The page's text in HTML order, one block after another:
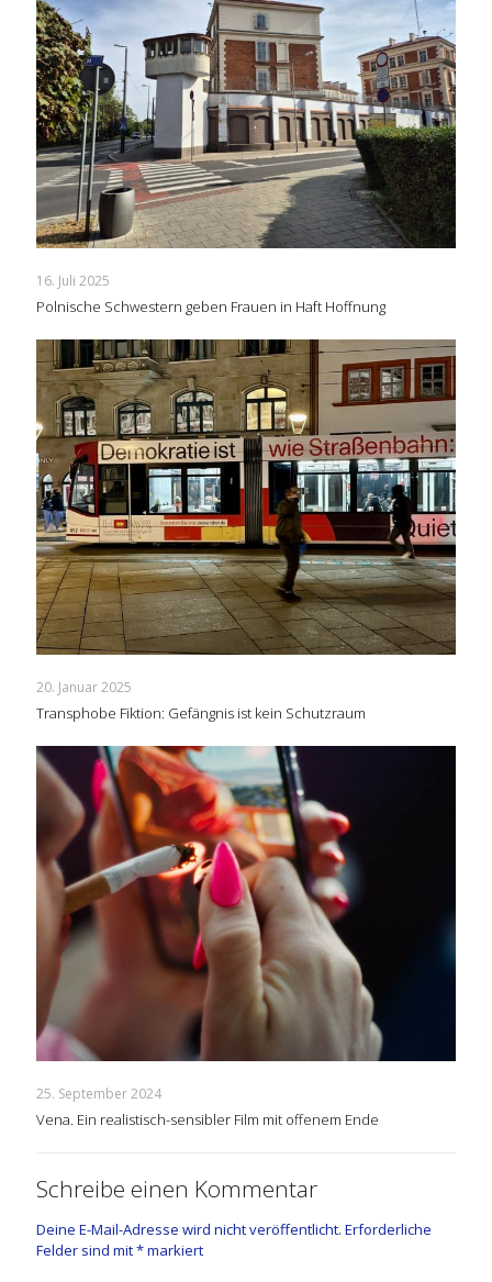
16. Juli 2025
Polnische Schwestern geben Frauen in Haft Hoffnung
20. Januar 2025
Transphobe Fiktion: Gefängnis ist kein Schutzraum
25. September 2024
Vena. Ein realistisch-sensibler Film mit offenem Ende
Schreibe einen Kommentar
Deine E-Mail-Adresse wird nicht veröffentlicht. Erforderliche
Felder sind mit*markiert